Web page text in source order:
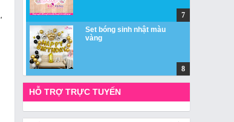
Set bóng sinh nhật màu
vàng
HỖ TRỢ TRỰC TUYẾN